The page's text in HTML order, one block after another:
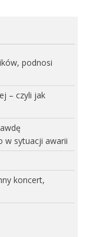
podnosi
– czyli jak
w sytuacji awarii
koncert,